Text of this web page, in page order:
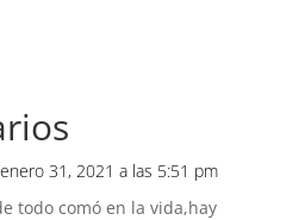
31, 2021 a las 5:51 pm
todo comó en la vida,hay